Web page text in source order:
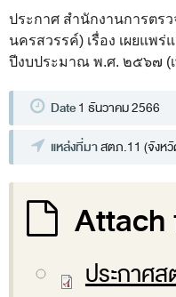
ผู้บริหารสำนักงานการตรว
รองผู้ว่าการตรวจเงินแผ่
ที่ปรึกษาการตรวจเงินแผ่น
ผู้ช่วยผู้ว่าการตรวจเงินแ
ที่ปรึกษาประจำสำนักงาน
ผู้บริหารเทคโนโลยีสารสนเท
หน้าที่และอำนาจ และการแ
ประกาศ สำนักงานการตร
นครสวรรค์) เรื่อง เผยแพร่
ปีงบประมาณ พ.ศ. ๒๕๖๗ (
Date1 ธันวาคม 2566
แหล่งที่มาสตภ.11 (จังห
Attach
ประกาศส